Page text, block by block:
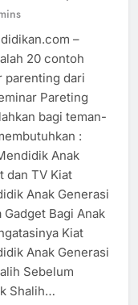
–
20 contoh
parenting dari
Pareting
bagi teman-
:
Anak
dan TV Kiat
Anak Generasi
Gadget Bagi Anak
Kiat
Anak Generasi
Sebelum
Shalih…